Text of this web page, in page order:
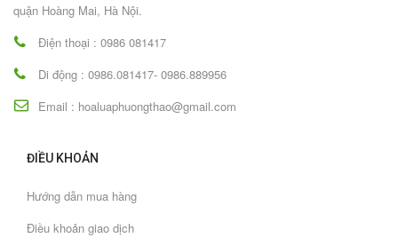
quận Hoàng Mai, Hà Nội.
Điện thoại : 0986 081417
Di động : 0986.081417- 0986.889956
Email : hoaluaphuongthao@gmail.com
ĐIỀU KHOẢN
Hướng dẫn mua hàng
Điều khoản giao dịch